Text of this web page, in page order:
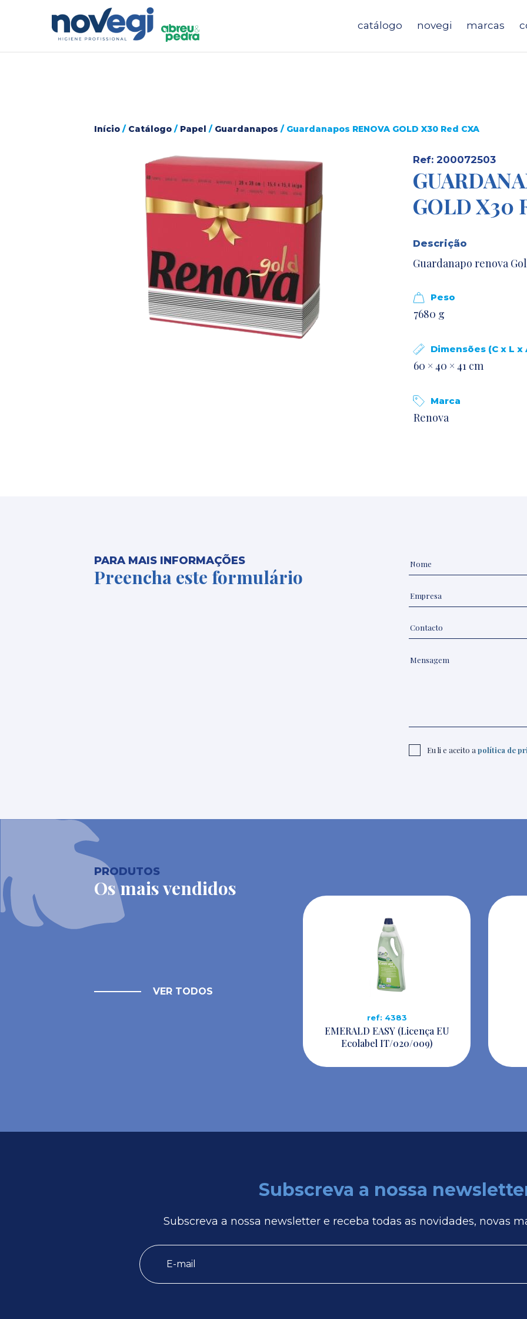
catálogo novegi marcas
Início / Catálogo / Papel / Guardanapos / Guardanapos RENOVA GOLD X30 Red CXA
Ref: 200072503
GOLD X30
Descrição
Guardanapo renova
Peso
7680 g
Dimensões (C x L x
60 × 40 × 41 cm
Marca
Renova
PARA MAIS INFORMAÇÕES
Preencha este formulário
Eu li e aceito a política de
PRODUTOS
Os mais vendidos
VER TODOS
ref: 4383
EMERALD EASY (Licença EU
Ecolabel IT/020/009)
Subscreva a nossa
Subscreva a nossa newsletter e receba todas as novidades, novas